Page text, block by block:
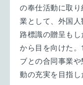
の奉仕活動に取
業として、外国
路標識の贈呈も
から目を向けた
ブとの合同事業
動の充実を目指し